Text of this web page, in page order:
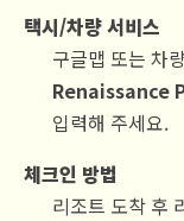
택시/차량 서비스
구글맵 또는 차
Renaissance
입력해 주세요.
체크인 방법
리조트 도착 후